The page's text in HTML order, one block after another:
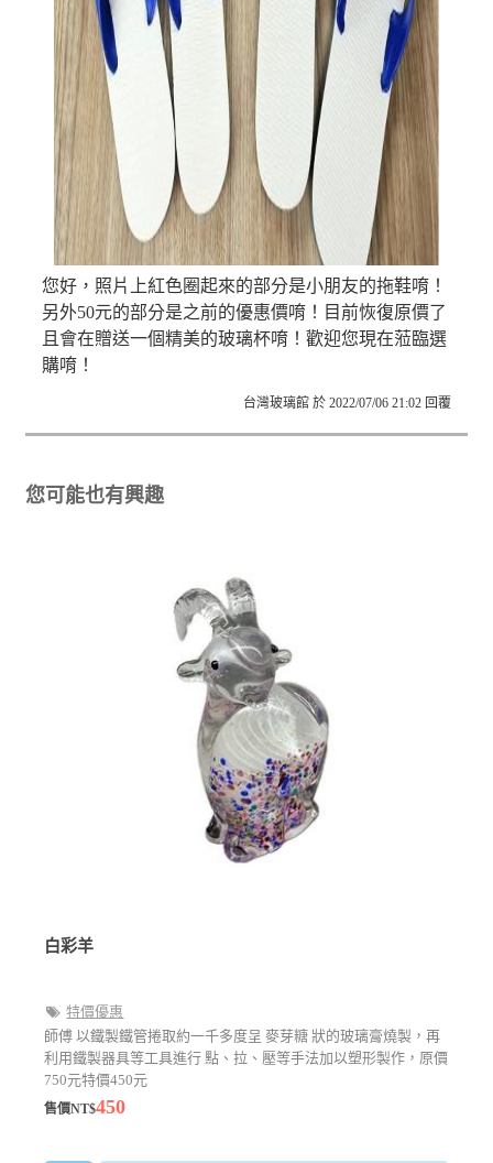
您好，照片上紅色圈起來的部分是小朋友的拖鞋唷！
另外50元的部分是之前的優惠價唷！目前恢復原價了
且會在贈送一個精美的玻璃杯唷！歡迎您現在蒞臨選
購唷！
台灣玻璃館 於 2022/07/06 21:02 回覆
您可能也有興趣
白彩羊
特價優惠
師傅 以鐵製鐵管捲取約一千多度呈 麥芽糖 狀的玻璃膏燒製，再
利用鐵製器具等工具進行 點、拉、壓等手法加以塑形製作，原價
750元特價450元
售價NT$450